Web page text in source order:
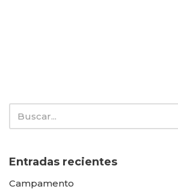
Entradas recientes
Campamento